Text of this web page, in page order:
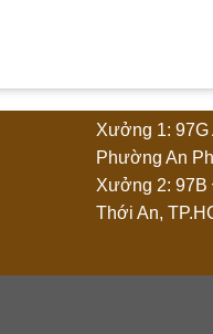
gỗ”
Gia
... )
Xưởng 1:
Phường An
Xưởng 2:
Thới An,